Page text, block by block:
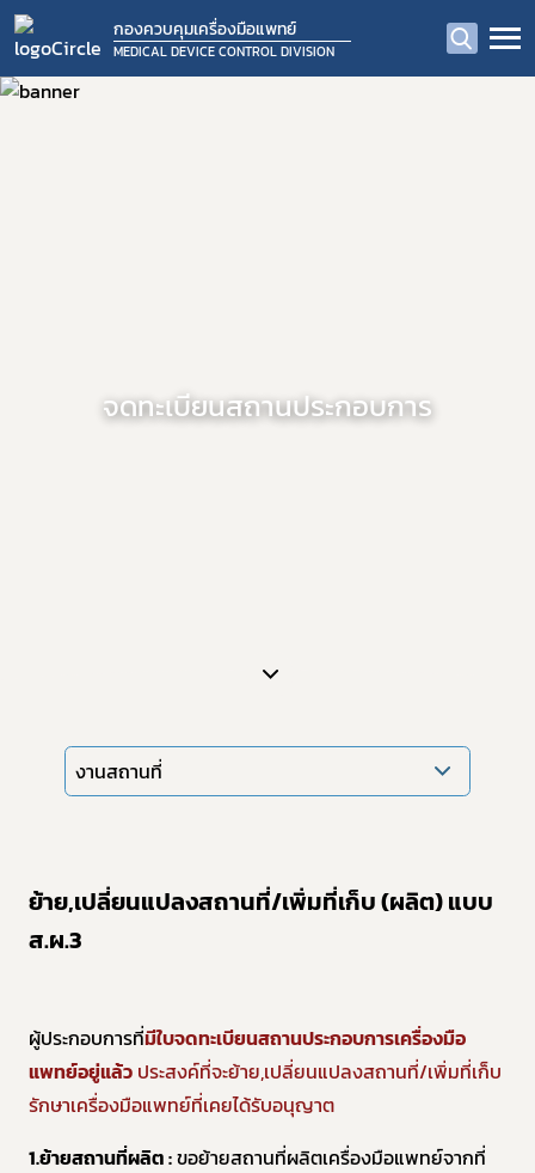
กองควบคุมเครื่องมือแพทย์
MEDICAL DEVICE CONTROL DIVISION
จดทะเบียนสถานประกอบการ
งานสถานที่
ย้าย,เปลี่ยนแปลงสถานที่/เพิ่มที่เก็บ (ผลิต) แบบ
ส.ผ.3
ผู้ประกอบการที่มีใบจดทะเบียนสถานประกอบการเครื่องมือ
แพทย์อยู่แล้ว ประสงค์ที่จะย้าย,เปลี่ยนแปลงสถานที่/เพิ่มที่เก็บ
รักษาเครื่องมือแพทย์ที่เคยได้รับอนุญาต
1.ย้ายสถานที่ผลิต :ขอย้ายสถานที่ผลิตเครื่องมือแพทย์จากที่